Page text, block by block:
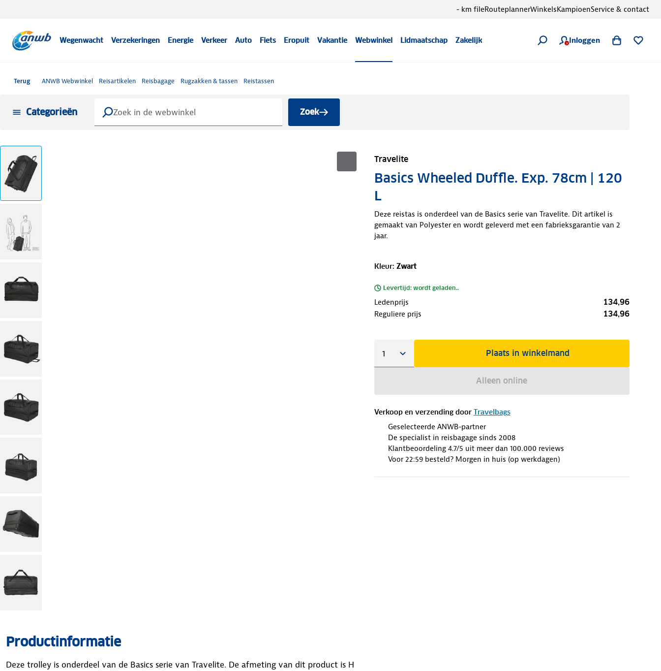
Wegenwacht Verzekeringen Energie Verkeer Auto Fiets Eropuit Vakantie Webwinkel Lidmaatschap Zakelijk Inloggen
- km fileRouteplannerWinkelsKampioenService & contact
Terug ANWB Webwinkel Reisartikelen Reisbagage Rugzakken & tassen Reistassen
Categorieën Zoek
Travelite
Basics Wheeled Duffle. Exp. 78cm | 120
L
Deze reistas is onderdeel van de Basics serie van Travelite. Dit artikel is
gemaakt van Polyester en wordt geleverd met een fabrieksgarantie van 2
jaar.
Kleur: Zwart
Levertijd: wordt geladen..
Ledenprijs 134,96
Reguliere prijs 134,96
Plaats in winkelmand
Alleen online
Verkoop en verzending door Travelbags
Geselecteerde ANWB-partner
De specialist in reisbagage sinds 2008
Klantbeoordeling 4.7/5 uit meer dan 100.000 reviews
Voor 22:59 besteld? Morgen in huis (op werkdagen)
Productinformatie
Deze trolley is onderdeel van de Basics serie van Travelite. De afmeting van dit product is H